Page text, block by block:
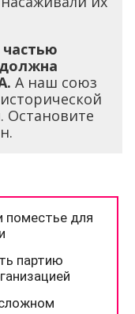
А наш союз
Остановите